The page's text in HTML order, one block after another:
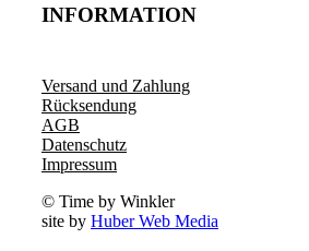
INFORMATION
Versand und Zahlung
Rücksendung
AGB
Datenschutz
Impressum
© Time by Winkler
site by Huber Web Media